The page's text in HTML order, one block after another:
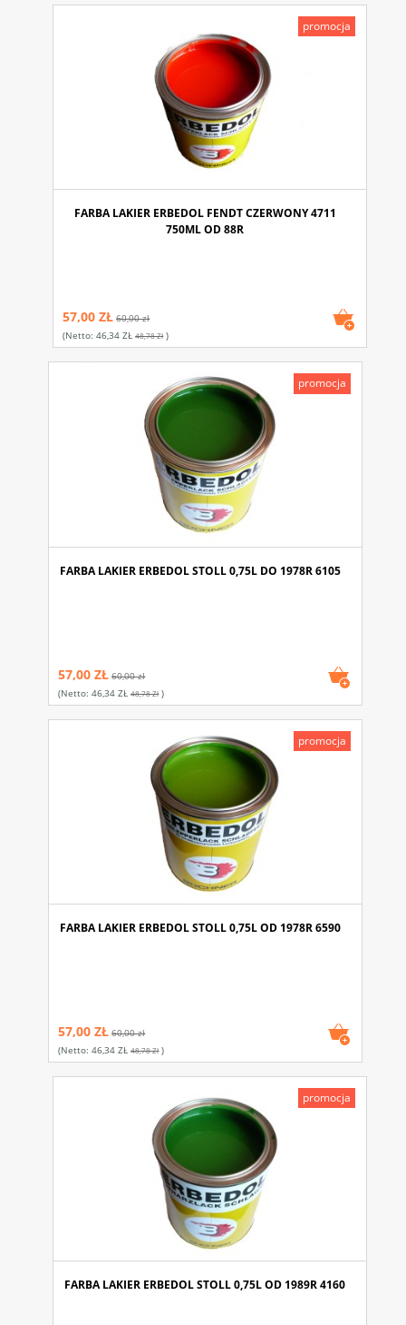
FARBA LAKIER ERBEDOL FENDT CZERWONY 4711
750ML OD 88R
57,00 ZŁ 60,00 zł
(netto:46,34 ZŁ 48,78 Zł)
promocja
FARBA LAKIER ERBEDOL STOLL 0,75L DO 1978R 6105
57,00 ZŁ 60,00 zł
(netto:46,34 ZŁ 48,78 Zł)
promocja
FARBA LAKIER ERBEDOL STOLL 0,75L OD 1978R 6590
57,00 ZŁ 60,00 zł
(netto:46,34 ZŁ 48,78 Zł)
promocja
FARBA LAKIER ERBEDOL STOLL 0,75L OD 1989R 4160
promocja